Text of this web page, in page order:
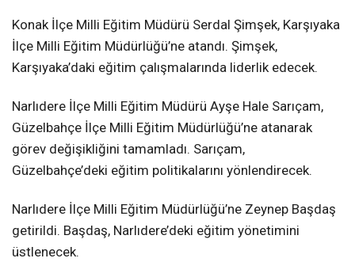
Konak İlçe Milli Eğitim Müdürü Serdal Şimşek, Karşıyaka
İlçe Milli Eğitim Müdürlüğü’ne atandı. Şimşek,
Karşıyaka’daki eğitim çalışmalarında liderlik edecek.
Narlıdere İlçe Milli Eğitim Müdürü Ayşe Hale Sarıçam,
Güzelbahçe İlçe Milli Eğitim Müdürlüğü’ne atanarak
görev değişikliğini tamamladı. Sarıçam,
Güzelbahçe’deki eğitim politikalarını yönlendirecek.
Narlıdere İlçe Milli Eğitim Müdürlüğü’ne Zeynep Başdaş
getirildi. Başdaş, Narlıdere’deki eğitim yönetimini
üstlenecek.